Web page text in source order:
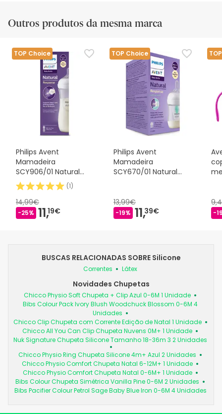
Outros produtos da mesma marca
TOP Choice
Philips Avent
Mamadeira
SCY906/01 Natural
Response 330ml
(1)
14,99€
-25% 11,19€
TOP Choice
Philips Avent
Mamadeira
SCY670/01 Natural
13,99€
-19% 11,39€ -
BUSCAS RELACIONADAS SOBRE Silicone
Correntes Látex
Novidades Chupetas
Chicco Physio Soft Chupeta + Clip Azul 0-6M 1 Unidade
Bibs Colour Pack Ivory Blush Woodchuck Blossom 0-6M 4
Unidades
Chicco Clip Chupeta com Corrente Edição de Natal 1 Unidade
Chicco All You Can Clip Chupeta Nuvens 0M+ 1 Unidade
Nuk Signature Chupeta Silicone Tamanho 18-36m 3 2 Unidades
Chicco Physio Ring Chupeta Silicone 4m+ Azul 2 Unidades
Chicco Physio Comfort Chupeta Natal 6-12M+ 1 Unidade
Chicco Physio Comfort Chupeta Natal 0-6M+ 1 Unidade
Bibs Colour Chupeta Simétrica Vanilla Pine 0-6M 2 Unidades
Bibs Pacifier Colour Petrol Sage Baby Blue Iron 0-6M 4 Unidades